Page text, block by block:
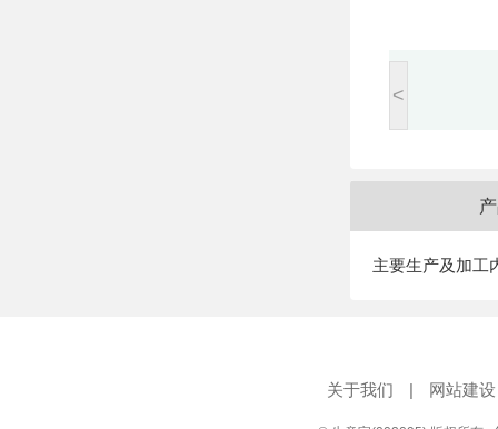
<
主要生产及加工
关于我们 | 网站建设